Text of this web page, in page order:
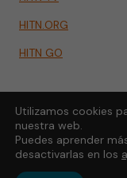
HITN.ORG
HITN GO
Utilizamos cookies
nuestra web.
Puedes aprender
desactivarlas en los